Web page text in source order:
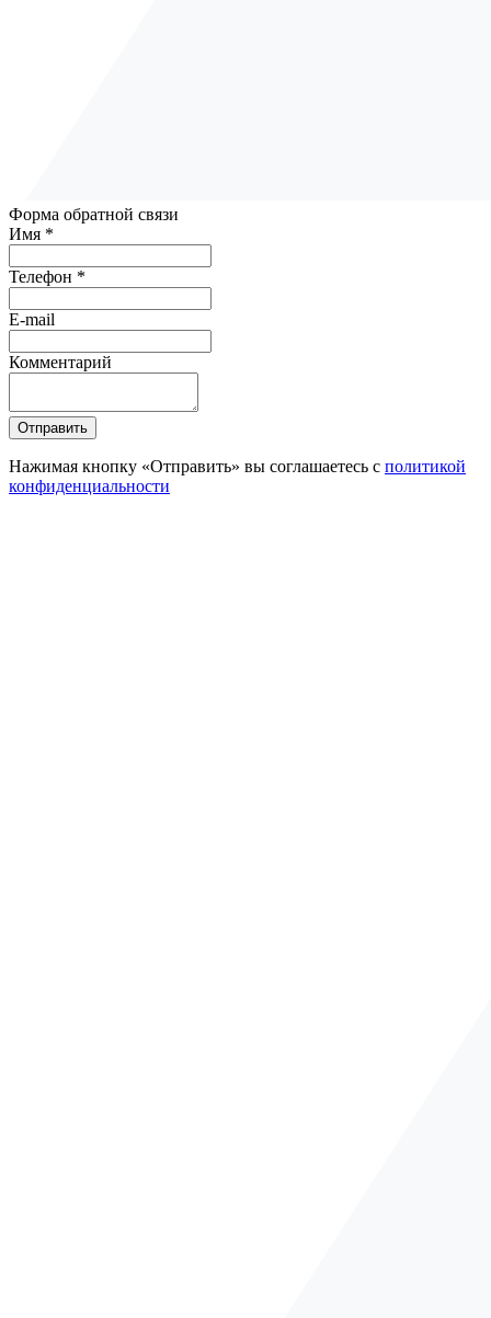
Форма обратной связи
Имя *
Телефон *
E-mail
Комментарий
Отправить
Нажимая кнопку «Отправить» вы соглашаетесь с политикой
конфиденциальности